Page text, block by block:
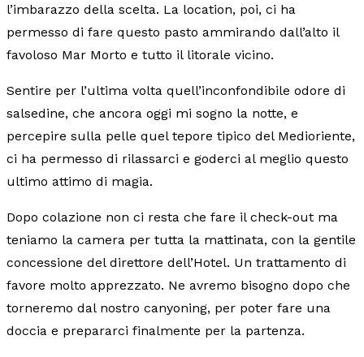
l’imbarazzo della scelta. La location, poi, ci ha
permesso di fare questo pasto ammirando dall’alto il
favoloso Mar Morto e tutto il litorale vicino.
Sentire per l’ultima volta quell’inconfondibile odore di
salsedine, che ancora oggi mi sogno la notte, e
percepire sulla pelle quel tepore tipico del Medioriente,
ci ha permesso di rilassarci e goderci al meglio questo
ultimo attimo di magia.
Dopo colazione non ci resta che fare il check-out ma
teniamo la camera per tutta la mattinata, con la gentile
concessione del direttore dell’Hotel. Un trattamento di
favore molto apprezzato. Ne avremo bisogno dopo che
torneremo dal nostro canyoning, per poter fare una
doccia e prepararci finalmente per la partenza.